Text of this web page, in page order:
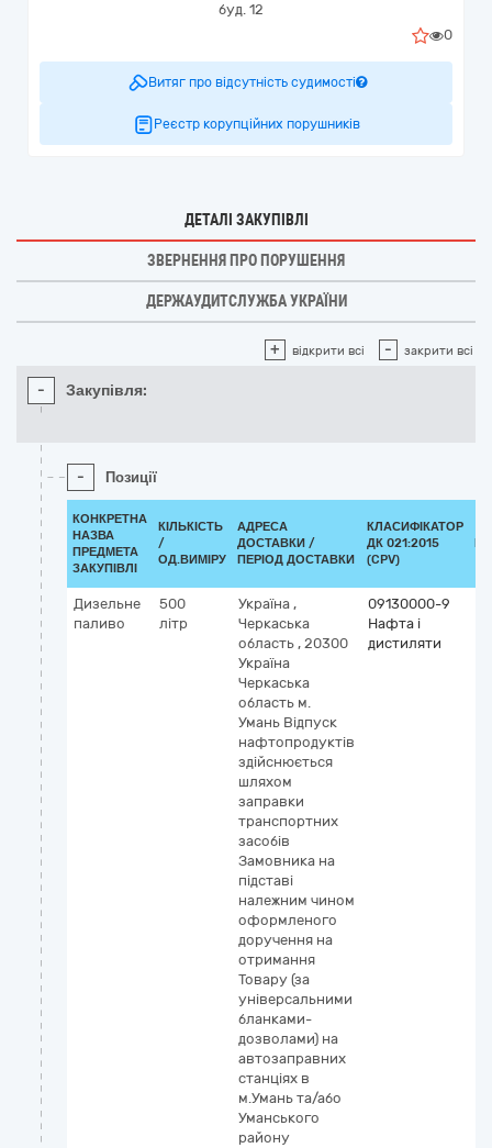
буд. 12
0
Витяг про відсутність судимості
Реєстр корупційних порушників
ДЕТАЛІ ЗАКУПІВЛІ
ЗВЕРНЕННЯ ПРО ПОРУШЕННЯ
ДЕРЖАУДИТСЛУЖБА УКРАЇНИ
+ відкрити всі - закрити всі
- Закупівля:
- Позиції
КОНКРЕТНА
НАЗВА
ПРЕДМЕТА
ЗАКУПІВЛІ
КІЛЬКІСТЬ
/
ОД.ВИМІРУ
АДРЕСА
ДОСТАВКИ /
ПЕРІОД ДОСТАВКИ
КЛАСИФІКАТОР
ДК 021:2015
(CPV)
Дизельне
паливо
500
літр
Україна ,
Черкаська
область , 20300
Україна
Черкаська
область м.
Умань Відпуск
нафтопродуктів
здійснюється
шляхом
заправки
транспортних
засобів
Замовника на
підставі
належним чином
оформленого
доручення на
отримання
Товару (за
універсальними
бланками-
дозволами) на
автозаправних
станціях в
м.Умань та/або
Уманського
району
09130000-9
Нафта і
дистиляти